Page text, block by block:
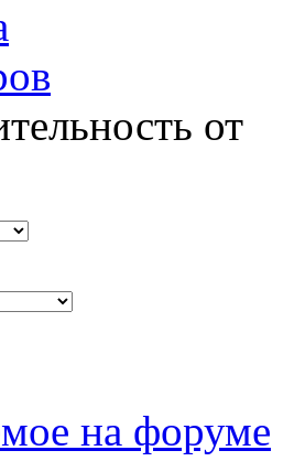
от
на форуме